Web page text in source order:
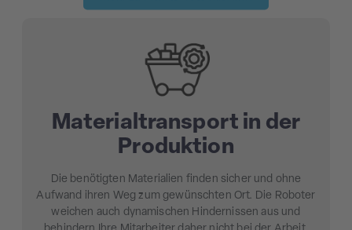
Materialtransport in der
Produktion
Die benötigten Materialien finden sicher und ohne
Aufwand ihren Weg zum gewünschten Ort. Die Roboter
weichen auch dynamischen Hindernissen aus und